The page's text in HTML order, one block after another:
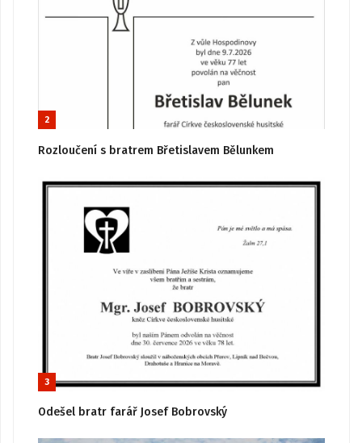
2
Rozloučení s bratrem Břetislavem Bělunkem
3
Odešel bratr farář Josef Bobrovský